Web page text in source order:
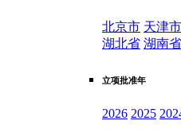
北京市 天津市
湖北省 湖南省
立项批准年
2026 2025